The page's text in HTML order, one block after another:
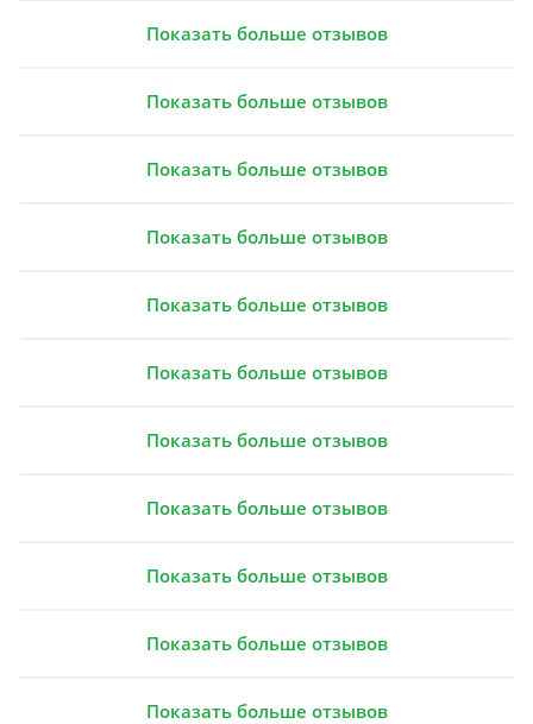
Показать больше отзывов
Показать больше отзывов
Показать больше отзывов
Показать больше отзывов
Показать больше отзывов
Показать больше отзывов
Показать больше отзывов
Показать больше отзывов
Показать больше отзывов
Показать больше отзывов
Показать больше отзывов